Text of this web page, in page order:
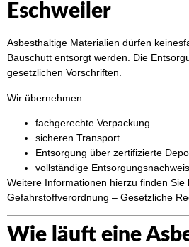
Eschweiler
Asbesthaltige Materialien dürfen
Bauschutt entsorgt werden. Die
gesetzlichen Vorschriften.
Wir übernehmen:
fachgerechte Verpackung
sicheren Transport
Entsorgung über zertifizierte
vollständige
Weitere Informationen hierzu finden Sie
Gefahrstoffverordnung – Gesetzliche
Wie läuft eine